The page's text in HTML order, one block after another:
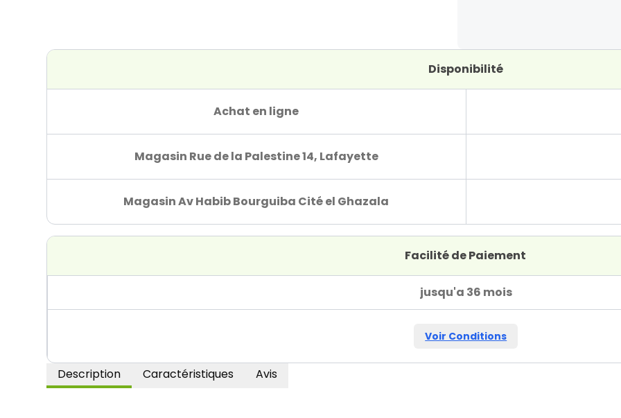
Disponibilité
Achat en ligne
Magasin Rue de la Palestine 14, Lafayette
Magasin Av Habib Bourguiba Cité el Ghazala
Facilité de Paiement
jusqu'a 36 mois
Voir Conditions
Description Caractéristiques Avis